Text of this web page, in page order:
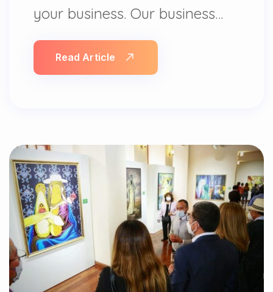
your business. Our business…
Read Article